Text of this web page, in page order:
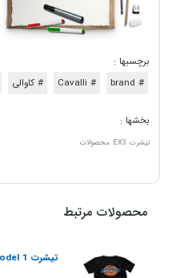
برچسبها :
# brand
# Cavalli # کاوالی
بخشها :
تیشرت EX3 محصولات
محصولات مرتبط
تیشرت Dickers Model 1